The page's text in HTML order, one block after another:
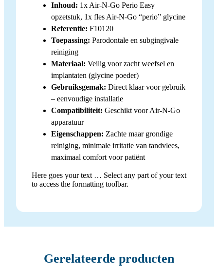
Inhoud: 1x Air-N-Go Perio Easy
opzetstuk, 1x fles Air-N-Go “perio” glycine
Referentie: F10120
Toepassing: Parodontale en subgingivale
reiniging
Materiaal: Veilig voor zacht weefsel en
implantaten (glycine poeder)
Gebruiksgemak: Direct klaar voor gebruik
– eenvoudige installatie
Compatibiliteit: Geschikt voor Air-N-Go
apparatuur
Eigenschappen: Zachte maar grondige
reiniging, minimale irritatie van tandvlees,
maximaal comfort voor patiënt
Here goes your text … Select any part of your text
to access the formatting toolbar.
Gerelateerde producten